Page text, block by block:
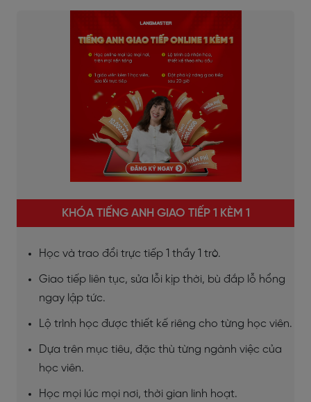
KHÓA TIẾNG ANH GIAO TIẾP 1 KÈM 1
Học và trao đổi trực tiếp 1 thầy 1 trò.
Giao tiếp liên tục, sửa lỗi kịp thời, bù đắp lỗ hổng
ngay lập tức.
Lộ trình học được thiết kế riêng cho từng học viên.
Dựa trên mục tiêu, đặc thù từng ngành việc của
học viên.
Học mọi lúc mọi nơi, thời gian linh hoạt.